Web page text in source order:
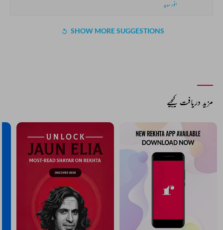
انور سدید
SHOW MORE SUGGESTIONS
مزید دریافت کیجیے